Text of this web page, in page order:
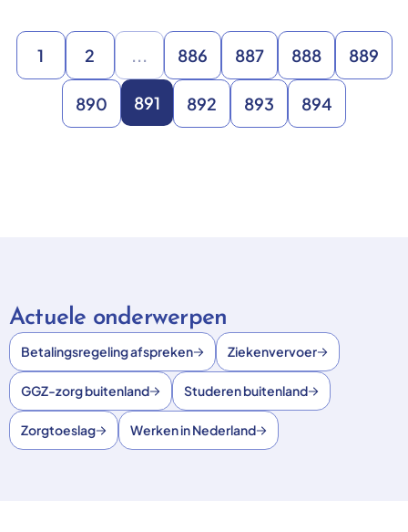
1 2 ... 886 887 888 889
890 891 892 893 894
Actuele onderwerpen
Betalingsregeling afspreken Ziekenvervoer
GGZ-zorg buitenland Studeren buitenland
Zorgtoeslag Werken in Nederland